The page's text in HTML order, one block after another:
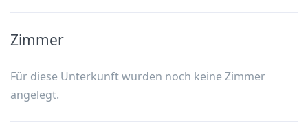
Zimmer
Für diese Unterkunft wurden noch keine Zimmer
angelegt.